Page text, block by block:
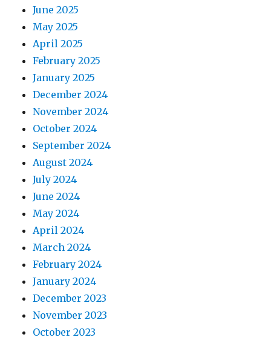
June 2025
May 2025
April 2025
February 2025
January 2025
December 2024
November 2024
October 2024
September 2024
August 2024
July 2024
June 2024
May 2024
April 2024
March 2024
February 2024
January 2024
December 2023
November 2023
October 2023